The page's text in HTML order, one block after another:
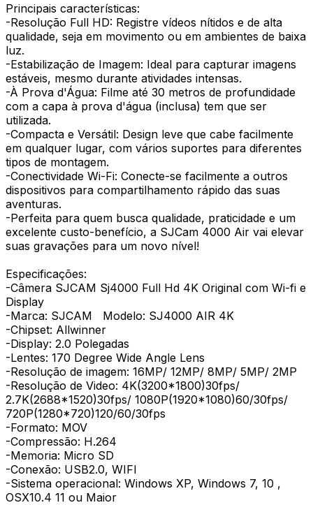
Principais características:
-Resolução Full HD: Registre vídeos nítidos e de alta
qualidade, seja em movimento ou em ambientes de baixa
luz.
-Estabilização de Imagem: Ideal para capturar imagens
estáveis, mesmo durante atividades intensas.
-À Prova d'Água: Filme até 30 metros de profundidade
com a capa à prova d'água (inclusa) tem que ser
utilizada.
-Compacta e Versátil: Design leve que cabe facilmente
em qualquer lugar, com vários suportes para diferentes
tipos de montagem.
-Conectividade Wi-Fi: Conecte-se facilmente a outros
dispositivos para compartilhamento rápido das suas
aventuras.
-Perfeita para quem busca qualidade, praticidade e um
excelente custo-benefício, a SJCam 4000 Air vai elevar
suas gravações para um novo nível!
Especificações:
-Câmera SJCAM Sj4000 Full Hd 4K Original com Wi-fi e
Display
-Marca: SJCAM Modelo: SJ4000 AIR 4K
-Chipset: Allwinner
-Display: 2.0 Polegadas
-Lentes: 170 Degree Wide Angle Lens
-Resolução de imagem: 16MP/ 12MP/ 8MP/ 5MP/ 2MP
-Resolução de Video: 4K(3200*1800)30fps/
2.7K(2688*1520)30fps/ 1080P(1920*1080)60/30fps/
720P(1280*720)120/60/30fps
-Formato: MOV
-Compressão: H.264
-Memoria: Micro SD
-Conexão: USB2.0, WIFI
-Sistema operacional: Windows XP, Windows 7, 10 ,
OSX10.4 11 ou Maior